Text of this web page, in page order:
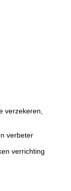
verzekeren,
verbeter
verrichting